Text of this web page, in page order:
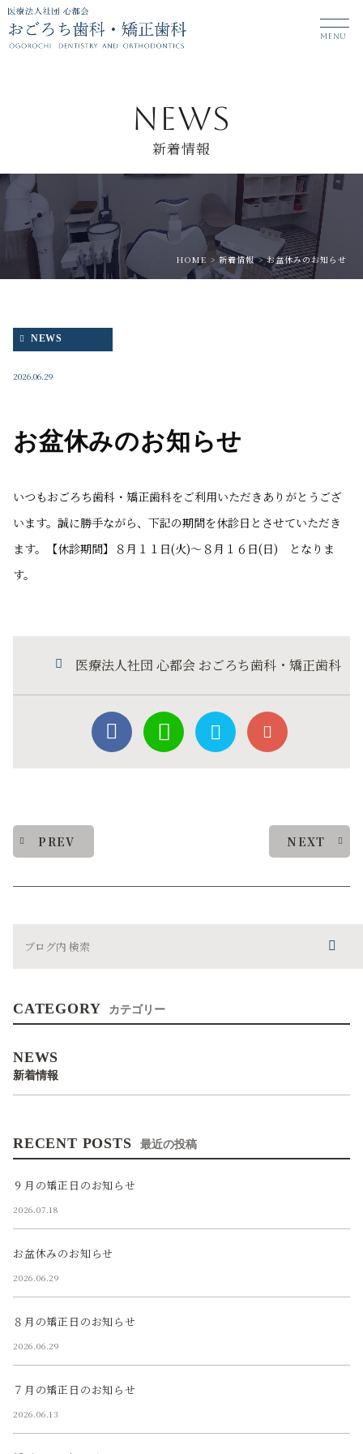
MENU
NEWS
新着情報
HOME 新着情報 お盆休みのお知らせ
NEWS
2026.06.29
お盆休みのお知らせ
いつもおごろち歯科・矯正歯科をご利用いただきありがとうござ
います。誠に勝手ながら、下記の期間を休診日とさせていただき
ます。【休診期間】８月１１日(火)～８月１６日(日) となりま
す。
医療法人社団 心都会 おごろち歯科・矯正歯科
PREV NEXT
CATEGORY カテゴリー
NEWS
新着情報
RECENT POSTS 最近の投稿
９月の矯正日のお知らせ
2026.07.18
お盆休みのお知らせ
2026.06.29
８月の矯正日のお知らせ
2026.06.29
７月の矯正日のお知らせ
2026.06.13